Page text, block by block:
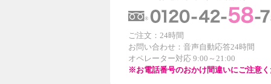
ご注文：24時間
お問い合わせ：音声自動応答24時間
オペレーター対応 9:00～21:00
※お電話番号のおかけ間違いにご注意く